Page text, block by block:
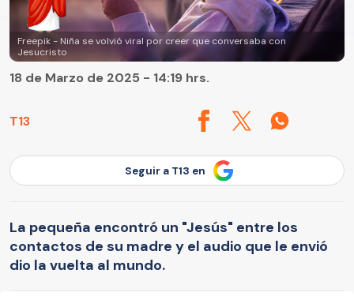
Freepik - Niña se volvió viral por creer que conversaba con
Jesucristo
T13
18 de Marzo de 2025 - 14:19 hrs.
Seguir a T13 en
La pequeña encontró un "Jesús" entre los
contactos de su madre y el audio que le envió
dio la vuelta al mundo.